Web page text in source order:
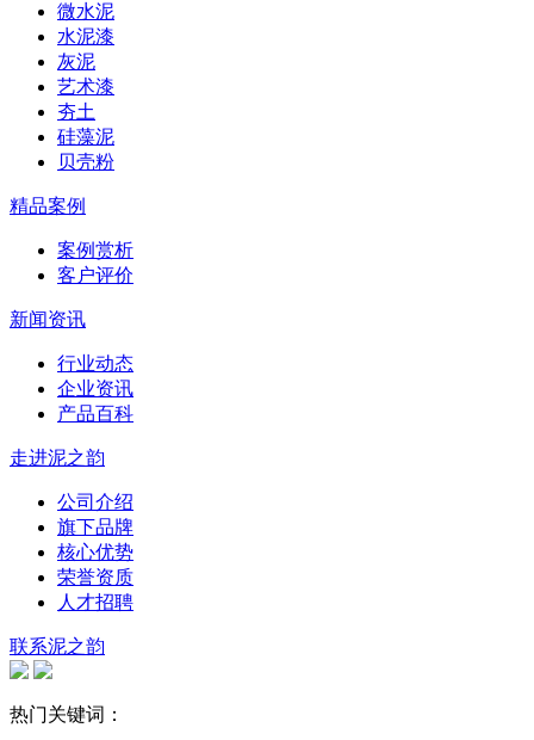
微水泥
水泥漆
灰泥
艺术漆
夯土
硅藻泥
贝壳粉
精品案例
案例赏析
客户评价
新闻资讯
行业动态
企业资讯
产品百科
走进泥之韵
公司介绍
旗下品牌
核心优势
荣誉资质
人才招聘
联系泥之韵
热门关键词：